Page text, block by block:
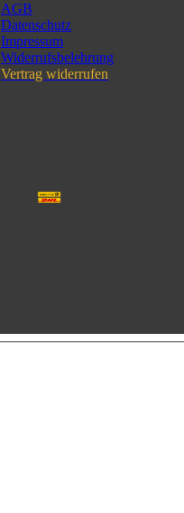
AGB
Datenschutz
Impressum
Widerrufsbelehrung
Vertrag widerrufen